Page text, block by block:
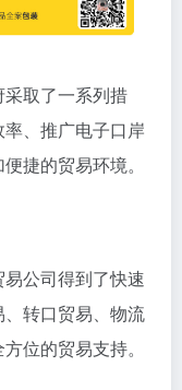
取了一系列措
、推广电子口岸
捷的贸易环境。
公司得到了快速
转口贸易、物流
位的贸易支持。